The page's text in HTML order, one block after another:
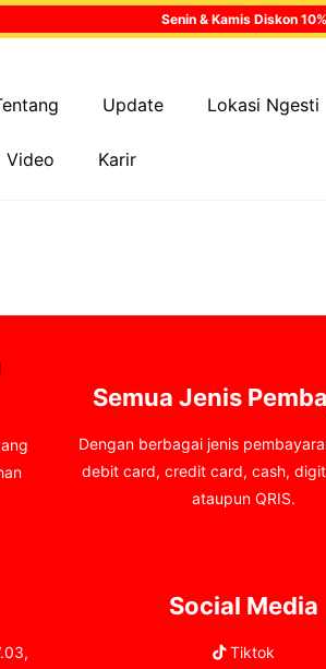
Senin & Kamis Diskon 10%
Update Lokasi Ngesti
Video Karir
Semua Jenis
Dengan berbagai jenis
debit card, credit card, cash,
ataupun QRIS.
Social Media
Tiktok